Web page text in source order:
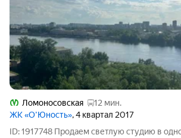
Ломоносовская
12 мин.
ЖК «О’Юность», 4 квартал 2017
ID: 1917748 Продаем светлую студию в